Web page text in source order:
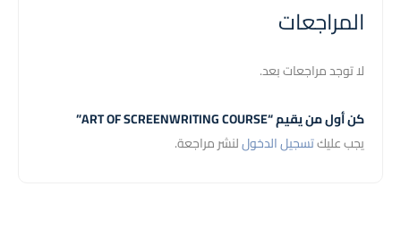
المراجعات
لا توجد مراجعات بعد.
كن أول من يقيم “ART OF SCREENWRITING COURSE”
يجب عليكتسجيل الدخوللنشر مراجعة.